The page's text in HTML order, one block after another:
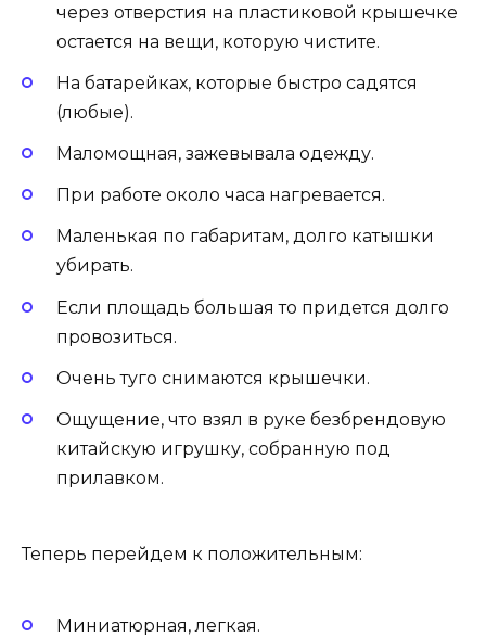
через отверстия на пластиковой крышечке
остается на вещи, которую чистите.
На батарейках, которые быстро садятся
(любые).
Маломощная, зажевывала одежду.
При работе около часа нагревается.
Маленькая по габаритам, долго катышки
убирать.
Если площадь большая то придется долго
провозиться.
Очень туго снимаются крышечки.
Ощущение, что взял в руке безбрендовую
китайскую игрушку, собранную под
прилавком.
Теперь перейдем к положительным:
Миниатюрная, легкая.